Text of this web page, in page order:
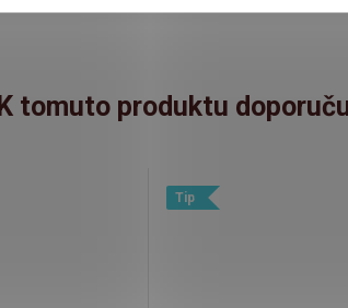
K tomuto produktu
Tip